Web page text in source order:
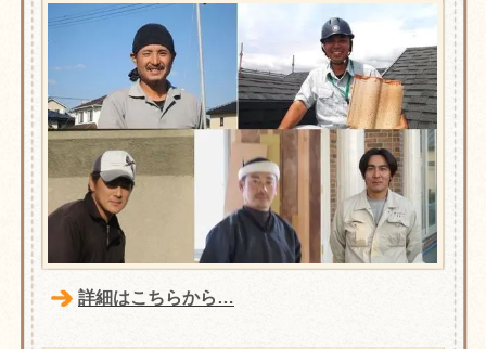
詳細はこちらから…